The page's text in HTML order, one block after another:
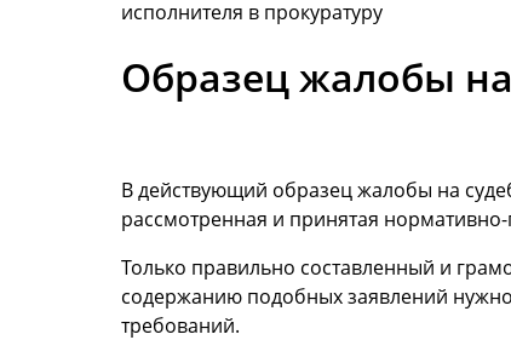
исполнителя в прокуратуру
Образец жалобы на
В действующий образец жалобы на
рассмотренная и принятая
Только правильно составленный и
содержанию подобных заявлений
требований.